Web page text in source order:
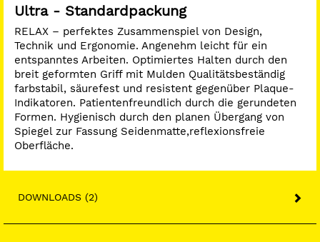
Ultra - Standardpackung
RELAX – perfektes Zusammenspiel von Design,
Technik und Ergonomie. Angenehm leicht für ein
entspanntes Arbeiten. Optimiertes Halten durch den
breit geformten Griff mit Mulden Qualitätsbeständig
farbstabil, säurefest und resistent gegenüber Plaque-
Indikatoren. Patientenfreundlich durch die gerundeten
Formen. Hygienisch durch den planen Übergang von
Spiegel zur Fassung Seidenmatte,reflexionsfreie
Oberfläche.
DOWNLOADS (2)